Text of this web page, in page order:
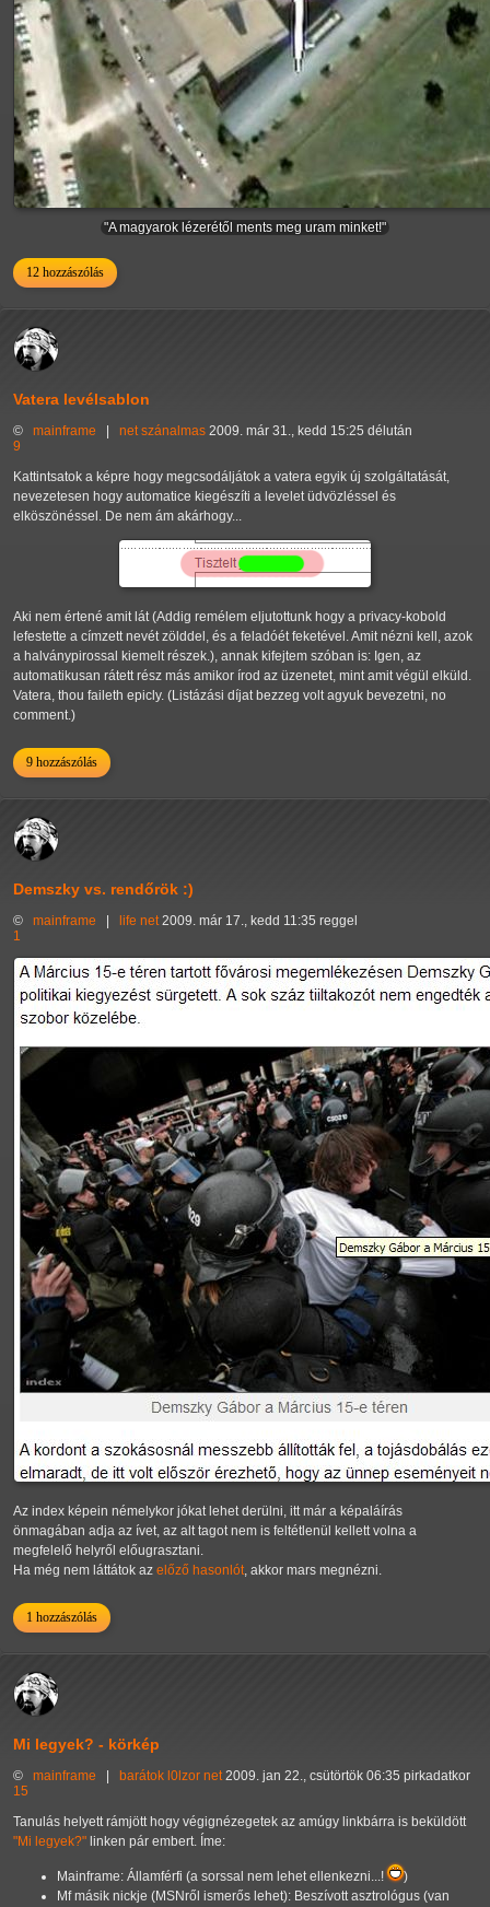
"A magyarok lézerétől ments meg uram minket!"
12 hozzászólás
Vatera levélsablon
© mainframe net szánalmas 2009. már 31., kedd 15:25 délután
9
Kattintsatok a képre hogy megcsodáljátok a vatera egyik új szolgáltatását,
nevezetesen hogy automatice kiegészíti a levelet üdvözléssel és
elköszönéssel. De nem ám akárhogy...
Aki nem értené amit lát (Addig remélem eljutottunk hogy a privacy-kobold
lefestette a címzett nevét zölddel, és a feladóét feketével. Amit nézni kell, azok
a halványpirossal kiemelt részek.), annak kifejtem szóban is: Igen, az
automatikusan rátett rész más amikor írod az üzenetet, mint amit végül elküld.
Vatera, thou faileth epicly. (Listázási díjat bezzeg volt agyuk bevezetni, no
comment.)
9 hozzászólás
Demszky vs. rendőrök :)
© mainframe life net 2009. már 17., kedd 11:35 reggel
1
Az index képein némelykor jókat lehet derülni, itt már a képaláírás
önmagában adja az ívet, az alt tagot nem is feltétlenül kellett volna a
megfelelő helyről előugrasztani.
Ha még nem láttátok az előző hasonlót, akkor mars megnézni.
1 hozzászólás
Mi legyek? - körkép
© mainframe barátok l0lzor net 2009. jan 22., csütörtök 06:35 pirkadatkor
15
Tanulás helyett rámjött hogy végignézegetek az amúgy linkbárra is beküldött
"Mi legyek?" linken pár embert. Íme:
Mainframe: Államférfi (a sorssal nem lehet ellenkezni...!
)
Mf másik nickje (MSNről ismerős lehet): Beszívott asztrológus (van